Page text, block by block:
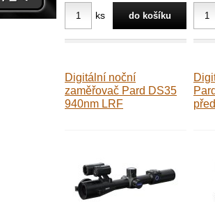
ks
Digitální noční
zaměřovač Pard DS35
940nm LRF